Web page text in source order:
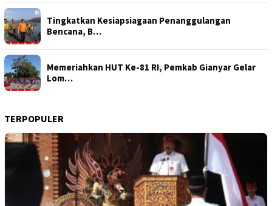
Tingkatkan Kesiapsiagaan Penanggulangan
Bencana, B…
Memeriahkan HUT Ke-81 RI, Pemkab Gianyar Gelar
Lom…
TERPOPULER